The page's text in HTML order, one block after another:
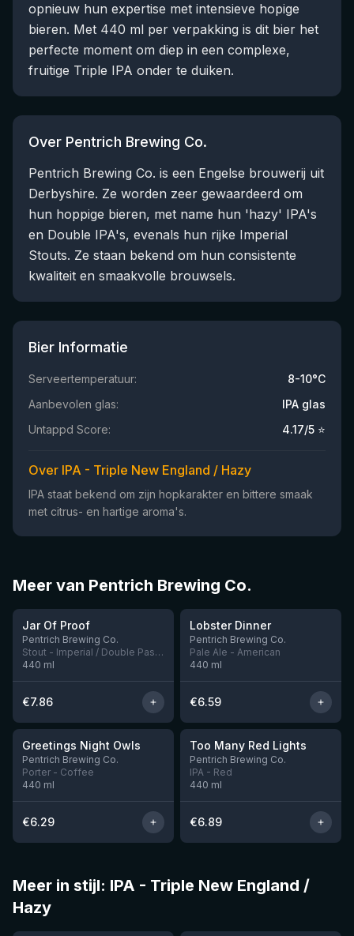
opnieuw hun expertise met intensieve hopige
bieren. Met 440 ml per verpakking is dit bier het
perfecte moment om diep in een complexe,
fruitige Triple IPA onder te duiken.
Over Pentrich Brewing Co.
Pentrich Brewing Co. is een Engelse brouwerij uit
Derbyshire. Ze worden zeer gewaardeerd om
hun hoppige bieren, met name hun 'hazy' IPA's
en Double IPA's, evenals hun rijke Imperial
Stouts. Ze staan bekend om hun consistente
kwaliteit en smaakvolle brouwsels.
Bier Informatie
Serveertemperatuur:
8-10°C
Aanbevolen glas:
IPA glas
Untappd Score:
4.17/5 ⭐
Over IPA - Triple New England / Hazy
IPA staat bekend om zijn hopkarakter en bittere smaak
met citrus- en hartige aroma's.
Meer van Pentrich Brewing Co.
★3.95
Jar Of Proof
Pentrich Brewing Co.
Stout - Imperial / Double Pastry
440 ml
€7.86
★3.81
Lobster Dinner
Pentrich Brewing Co.
Pale Ale - American
440 ml
€6.59
★ 3.92
Greetings Night Owls
Pentrich Brewing Co.
Porter - Coffee
440 ml
€6.29
Nog 6
★ 3.7
Too Many Red Lights
Pentrich Brewing Co.
IPA - Red
440 ml
€6.89
Meer in stijl: IPA - Triple New England /
Hazy